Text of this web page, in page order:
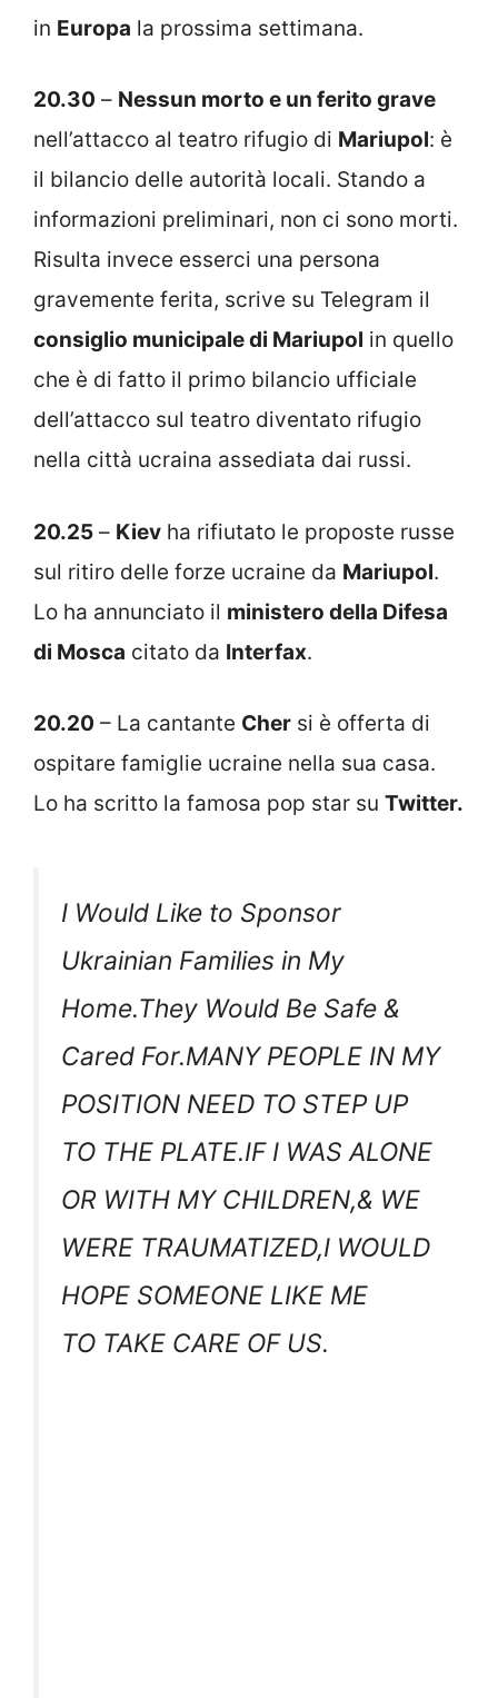
in Europa la prossima settimana.
20.30 – Nessun morto e un ferito grave
nell’attacco al teatro rifugio di Mariupol: è
il bilancio delle autorità locali. Stando a
informazioni preliminari, non ci sono morti.
Risulta invece esserci una persona
gravemente ferita, scrive su Telegram il
consiglio municipale di Mariupol in quello
che è di fatto il primo bilancio ufficiale
dell’attacco sul teatro diventato rifugio
nella città ucraina assediata dai russi.
20.25 – Kiev ha rifiutato le proposte russe
sul ritiro delle forze ucraine da Mariupol.
Lo ha annunciato il ministero della Difesa
di Mosca citato da Interfax.
20.20 – La cantante Cher si è offerta di
ospitare famiglie ucraine nella sua casa.
Lo ha scritto la famosa pop star su Twitter.
I Would Like to Sponsor
Ukrainian Families in My
Home.They Would Be Safe &
Cared For.MANY PEOPLE IN MY
POSITION NEED TO STEP UP
TO THE PLATE.IF I WAS ALONE
OR WITH MY CHILDREN,& WE
WERE TRAUMATIZED,I WOULD
HOPE SOMEONE LIKE ME
TO TAKE CARE OF US.